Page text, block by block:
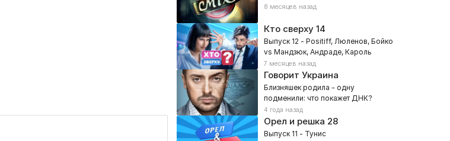
8 месяцев назад
Кто сверху14
Выпуск 12 - Positiff, Люленов, Бойко
vs Мандзюк, Андраде, Кароль
7 месяцев назад
Говорит Украина
Близняшек родила – одну
подменили: что покажет ДНК?
4 года назад
Орел и решка 28
Выпуск 11 - Тунис